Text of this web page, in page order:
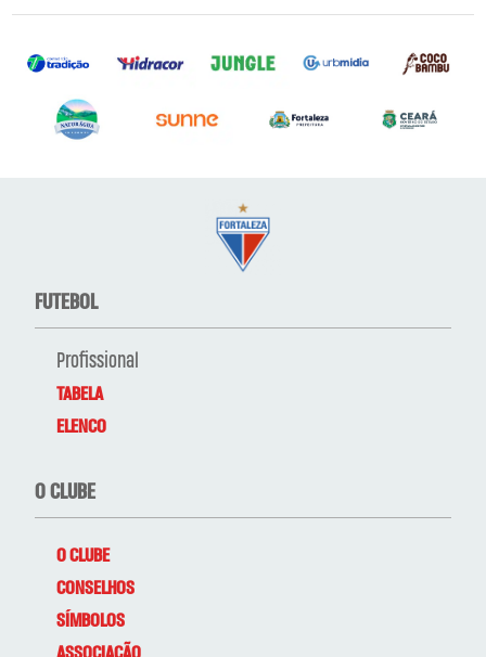
FUTEBOL
Profissional
TABELA
ELENCO
O CLUBE
O CLUBE
CONSELHOS
SÍMBOLOS